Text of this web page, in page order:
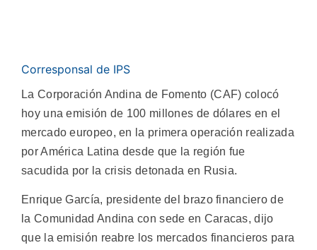
Corresponsal de IPS
La Corporación Andina de Fomento (CAF) colocó
hoy una emisión de 100 millones de dólares en el
mercado europeo, en la primera operación realizada
por América Latina desde que la región fue
sacudida por la crisis detonada en Rusia.
Enrique García, presidente del brazo financiero de
la Comunidad Andina con sede en Caracas, dijo
que la emisión reabre los mercados financieros para